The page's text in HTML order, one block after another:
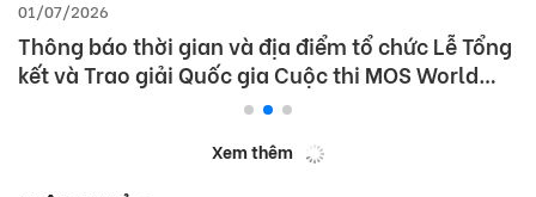
01/07/2026
Thông báo thời gian và địa điểm tổ chức Lễ Tổng
kết và Trao giải Quốc gia Cuộc thi MOS World
Xem thêm